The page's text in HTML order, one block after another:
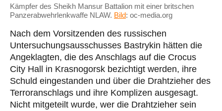
Kämpfer des Sheikh Mansur Battalion mit einer britschen
Panzerabwehrlenkwaffe NLAW. Bild: oc-media.org
Nach dem Vorsitzenden des russischen
Untersuchungsausschusses Bastrykin hätten die
Angeklagten, die des Anschlags auf die Crocus
City Hall in Krasnogorsk bezichtigt werden, ihre
Schuld eingestanden und über die Drahtzieher des
Terroranschlags und ihre Komplizen ausgesagt.
Nicht mitgeteilt wurde, wer die Drahtzieher sein